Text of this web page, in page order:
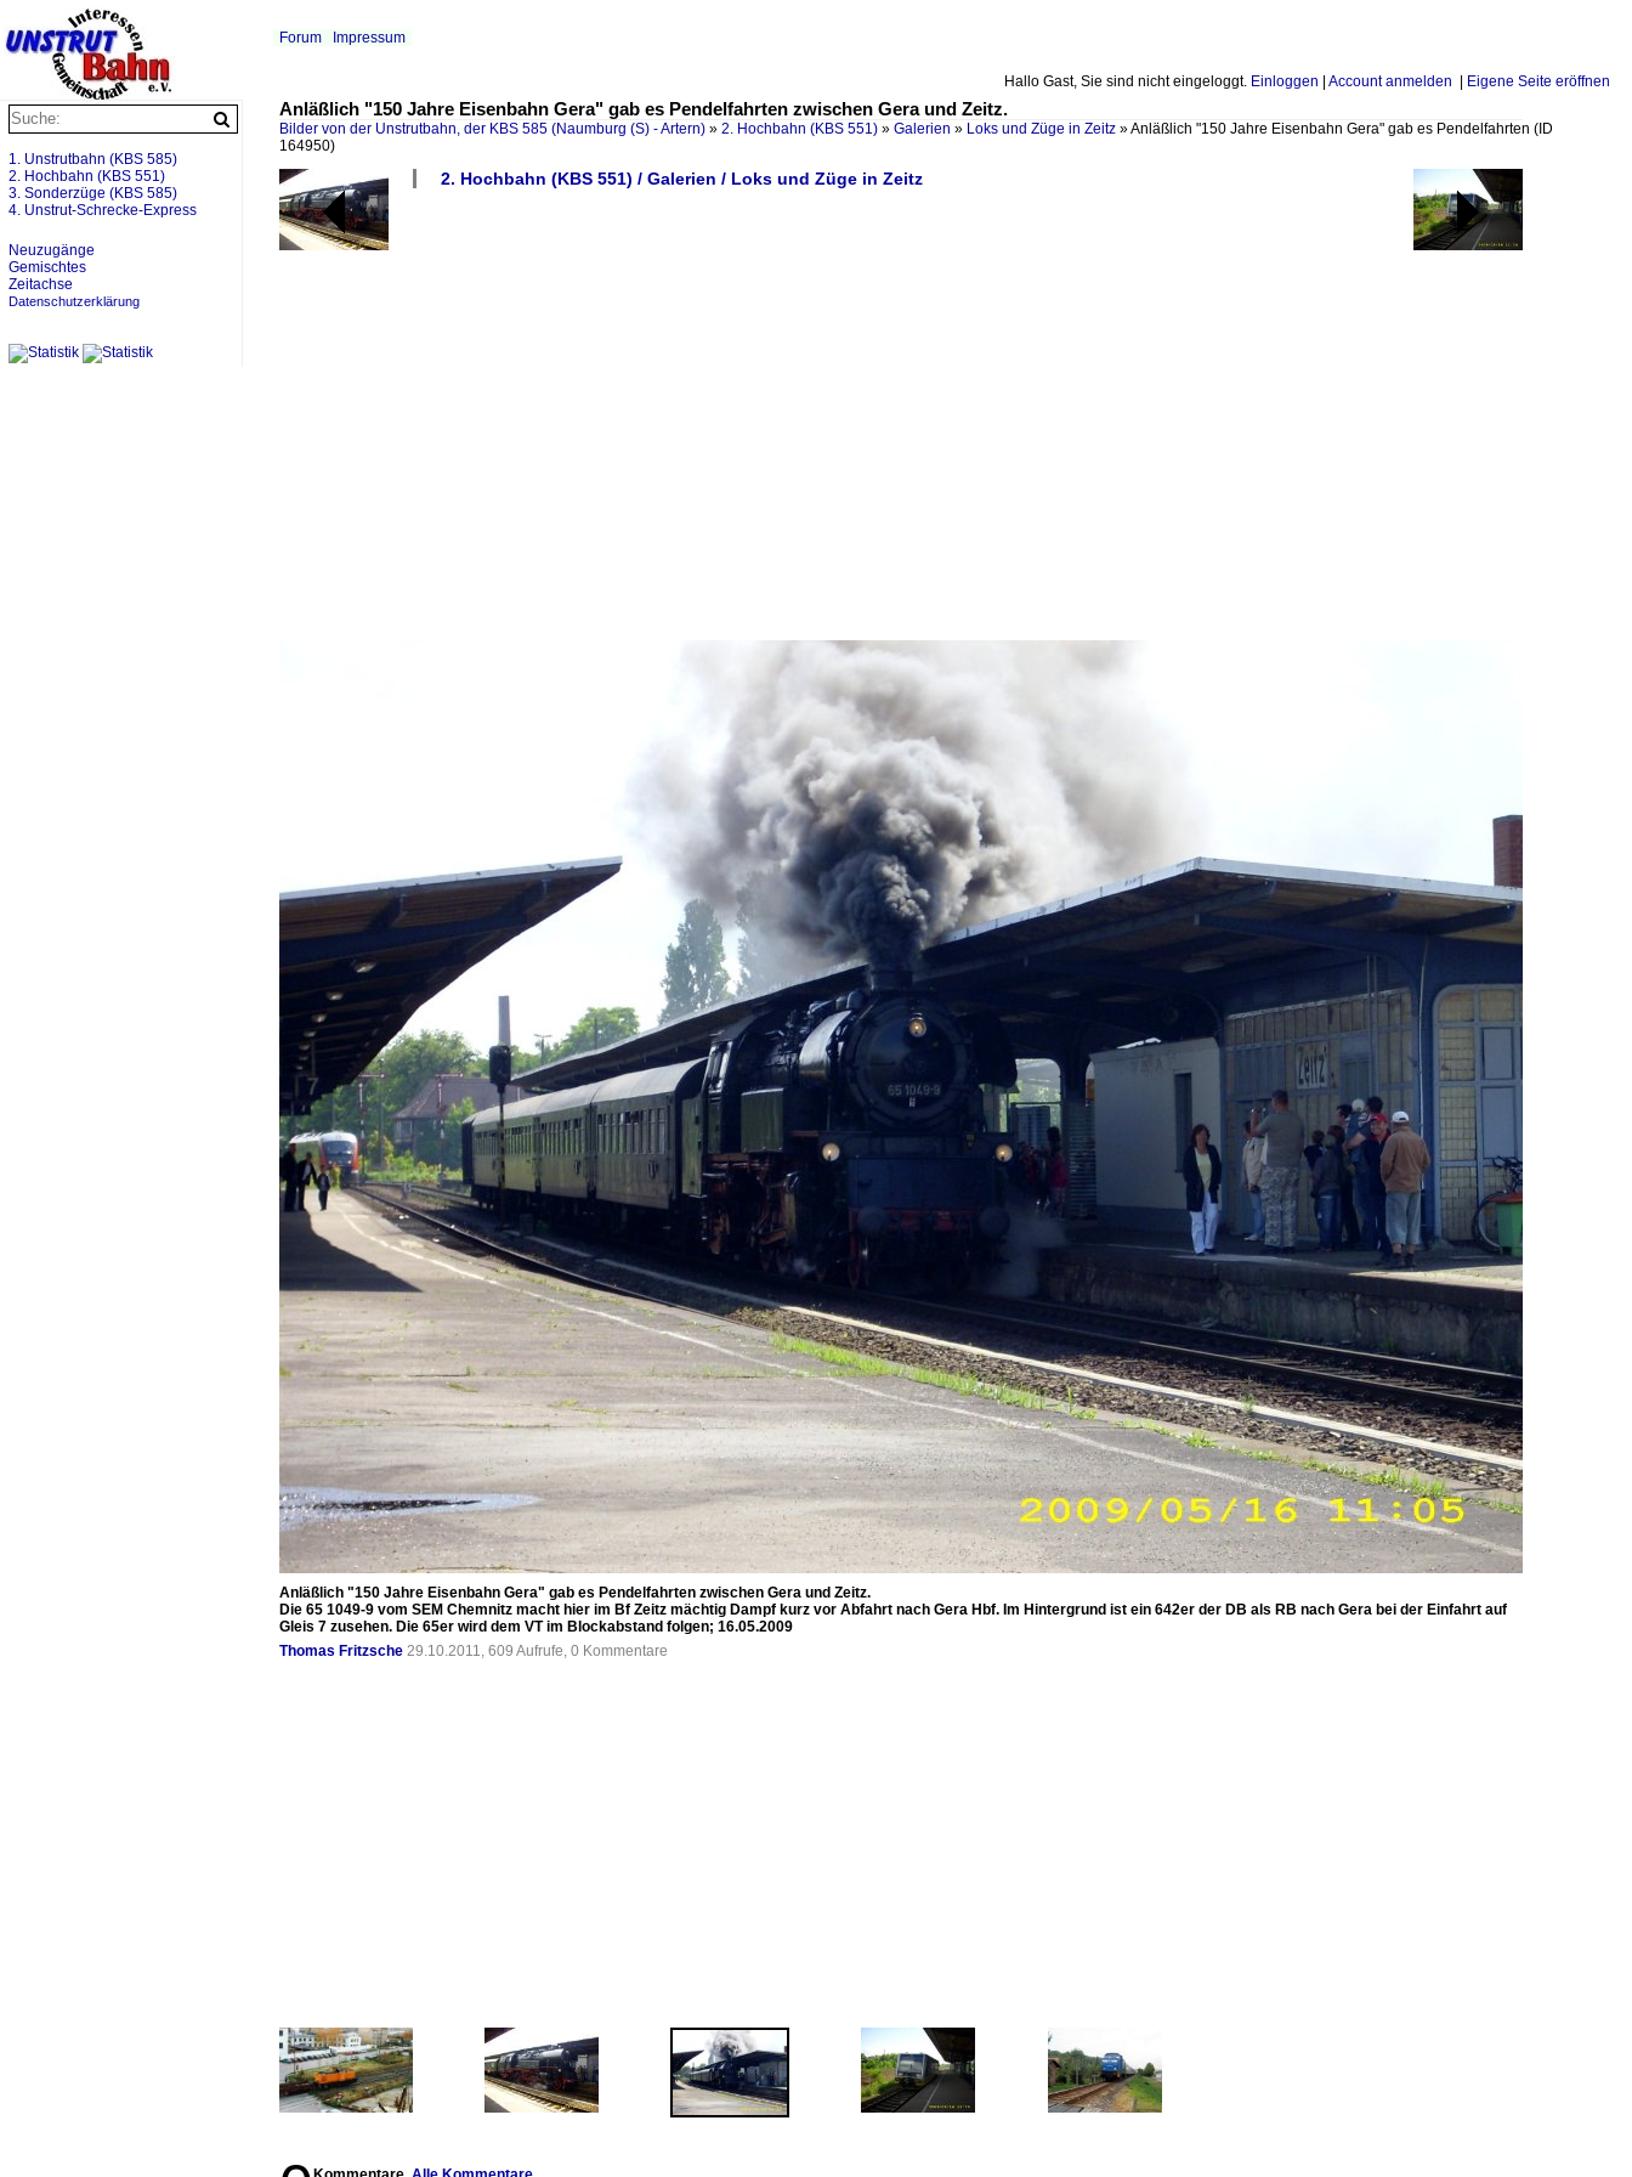
Hallo Gast, Sie sind nicht eingeloggt. Einloggen Account anmelden Eigene Seite eröffnen
Forum Impressum
Anläßlich "150 Jahre Eisenbahn Gera" gab es Pendelfahrten zwischen Gera und Zeitz.
Bilder von der Unstrutbahn, der KBS 585 (Naumburg (S) - Artern) » 2. Hochbahn (KBS 551) » Galerien » Loks und Züge in Zeitz »Anläßlich "150 Jahre Eisenbahn Gera" gab es Pendelfahrten (ID
164950)
2. Hochbahn (KBS 551) / Galerien / Loks und Züge in Zeitz
Anläßlich "150 Jahre Eisenbahn Gera" gab es Pendelfahrten zwischen Gera und Zeitz.
Die 65 1049-9 vom SEM Chemnitz macht hier im Bf Zeitz mächtig Dampf kurz vor Abfahrt nach Gera Hbf. Im Hintergrund ist ein 642er der DB als RB nach Gera bei der Einfahrt auf
Gleis 7 zusehen. Die 65er wird dem VT im Blockabstand folgen; 16.05.2009
Thomas Fritzsche 29.10.2011, 609 Aufrufe, 0 Kommentare
1. Unstrutbahn (KBS 585)
2. Hochbahn (KBS 551)
3. Sonderzüge (KBS 585)
4. Unstrut-Schrecke-Express
Neuzugänge
Gemischtes
Zeitachse
Datenschutzerklärung